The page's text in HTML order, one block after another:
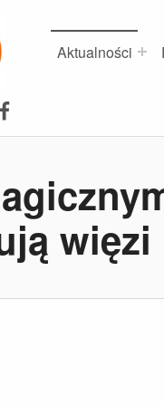
Aktualności
więzi